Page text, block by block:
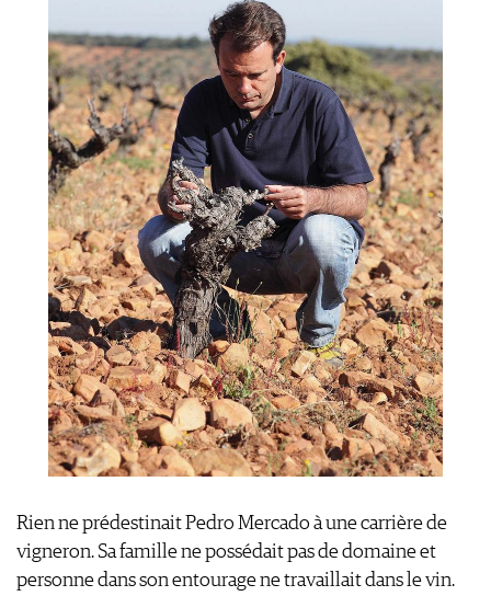
OFFRES D'EMPLOIS
PUBLICITÉ
PRESSE
MENTIONS LÉGALES
CGV & PROTECTION DES
DONNÉES
FAQ
Rien ne prédestinait Pedro Mercado à une carrière de
vigneron. Sa famille ne possédait pas de domaine et
personne dans son entourage ne travaillait dans le vin.